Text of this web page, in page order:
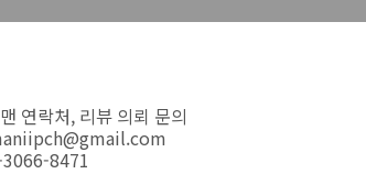
연락처, 리뷰 의뢰 문의
8471